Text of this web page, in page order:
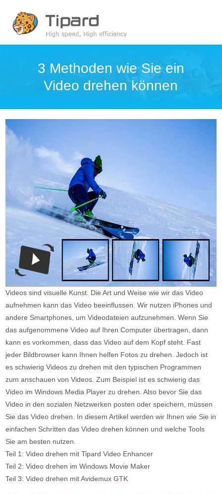
3 Methoden wie Sie ein
Video drehen können
Videos sind visuelle Kunst. Die Art und Weise wie wir das Video
aufnehmen kann das Video beeinflussen. Wir nutzen iPhones und
andere Smartphones, um Videodateien aufzunehmen. Wenn Sie
das aufgenommene Video auf Ihren Computer übertragen, dann
kann es vorkommen, dass das Video auf dem Kopf steht. Fast
jeder Bildbrowser kann Ihnen helfen Fotos zu drehen. Jedoch ist
es schwierig Videos zu drehen mit den typischen Programmen
zum anschauen von Videos. Zum Beispiel ist es schwierig das
Video im Windows Media Player zu drehen. Also bevor Sie das
Video in den sozialen Netzwerken posten oder speichern, müssen
Sie das Video drehen. In diesem Artikel werden wir Ihnen wie Sie in
einfachen Schritten das Video drehen können und welche Tools
Sie am besten nutzen.
Teil 1: Video drehen mit Tipard Video Enhancer
Teil 2: Video drehen im Windows Movie Maker
Teil 3: Video drehen mit Avidemux GTK